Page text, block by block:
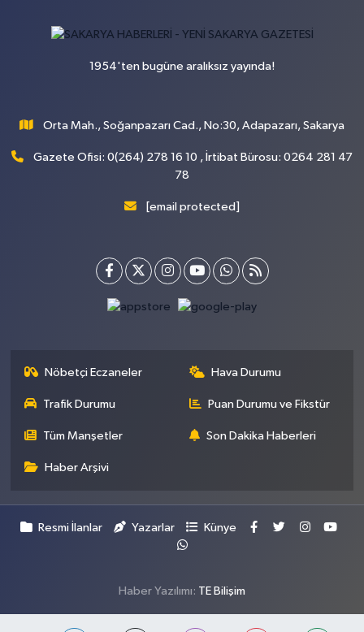
1954'ten bugüne aralıksız yayında!
Orta Mah., Soğanpazarı Cad., No:30, Adapazarı, Sakarya
Gazete Ofisi: 0(264) 278 16 10 , İrtibat Bürosu: 0264 281 47
78
[email protected]
Nöbetçi Eczaneler Hava Durumu
Trafik Durumu Puan Durumu ve Fikstür
Tüm Manşetler Son Dakika Haberleri
Haber Arşivi
Resmi İlanlar Yazarlar Künye
Haber Yazılımı: TE Bilişim